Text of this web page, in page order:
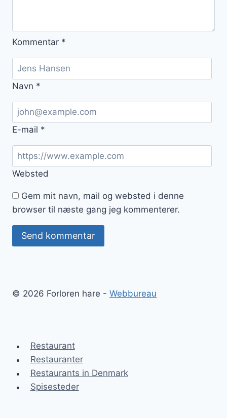
Kommentar *
Navn *
E-mail *
Websted
Gem mit navn, mail og websted i denne
browser til næste gang jeg kommenterer.
© 2026 Forloren hare - Webbureau
Restaurant
Restauranter
Restaurants in Denmark
Spisesteder